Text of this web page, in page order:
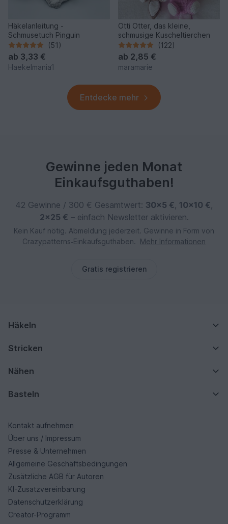
Häkelanleitung -
Schmusetuch Pinguin
(51)
ab 3,33 €
Haekelmania1
Otti Otter, das kleine,
schmusige Kuscheltierchen
(122)
ab 2,85 €
maramarie
Entdecke mehr
Gewinne jeden Monat
Einkaufsguthaben!
42 Gewinne / 300 € Gesamtwert: 30×5 €, 10×10 €,
2×25 € – einfach Newsletter aktivieren.
Kein Kauf nötig. Abmeldung jederzeit. Gewinne in Form von
Crazypatterns‑Einkaufsguthaben.
Mehr Informationen
Gratis registrieren
Häkeln
Stricken
Nähen
Basteln
Kontakt aufnehmen
Über uns / Impressum
Presse & Unternehmen
Allgemeine Geschäftsbedingungen
Zusätzliche AGB für Autoren
KI-Zusatzvereinbarung
Datenschutzerklärung
Creator-Programm